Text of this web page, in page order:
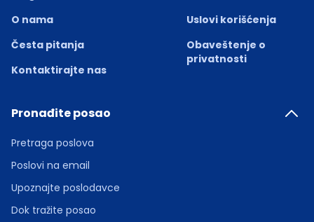
O nama
Česta pitanja
Kontaktirajte nas
Uslovi korišćenja
Obaveštenje o
privatnosti
Pronađite posao
Pretraga poslova
Poslovi na email
Upoznajte poslodavce
Dok tražite posao